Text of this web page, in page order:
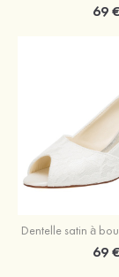
69 €
69 €